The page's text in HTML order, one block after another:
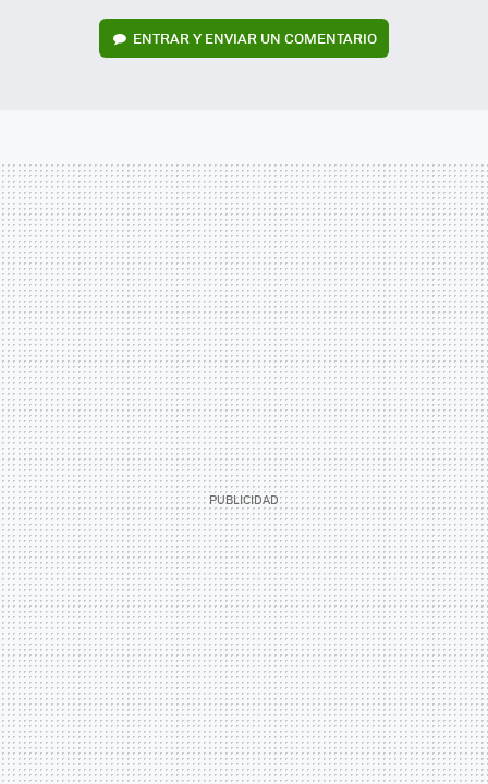
ENTRAR Y ENVIAR UN COMENTARIO